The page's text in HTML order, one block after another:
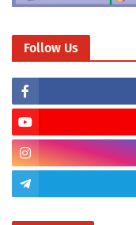
Follow Us